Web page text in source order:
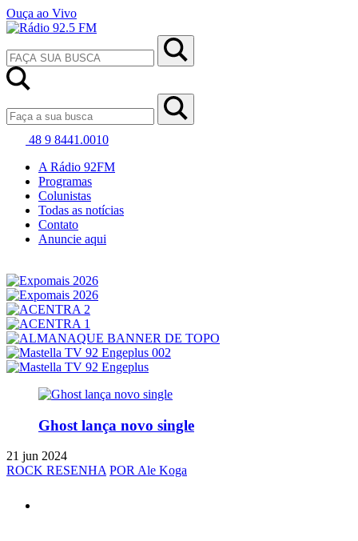
Ouça ao Vivo
48 9 8441.0010
A Rádio 92FM
Programas
Colunistas
Todas as notícias
Contato
Anuncie aqui
Ghost lança novo single
21 jun 2024
ROCK RESENHA POR Ale Koga